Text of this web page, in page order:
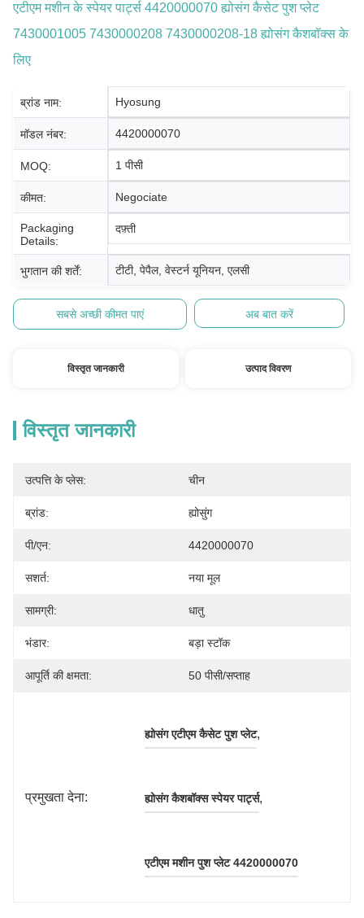
एटीएम मशीन के स्पेयर पार्ट्स 4420000070 ह्योसंग कैसेट पुश प्लेट
7430001005 7430000208 7430000208-18 ह्योसंग कैशबॉक्स के
लिए
ब्रांड नाम: Hyosung
मॉडल नंबर: 4420000070
MOQ: 1 पीसी
कीमत: Negociate
Packaging
Details:
दफ़्ती
भुगतान की शर्तें: टीटी, पेपैल, वेस्टर्न यूनियन, एलसी
सबसे अच्छी कीमत पाएं अब बात करें
विस्तृत जानकारी उत्पाद विवरण
विस्तृत जानकारी
उत्पत्ति के प्लेस: चीन
ब्रांड: ह्योसुंग
पी/एन: 4420000070
सशर्त: नया मूल
सामग्री: धातु
भंडार: बड़ा स्टॉक
आपूर्ति की क्षमता: 50 पीसी/सप्ताह
प्रमुखता देना:
ह्योसंग एटीएम कैसेट पुश प्लेट,
ह्योसंग कैशबॉक्स स्पेयर पार्ट्स,
एटीएम मशीन पुश प्लेट 4420000070